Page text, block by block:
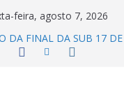
feira, agosto 7, 2026
DA FINAL DA SUB 17 DE
SM CAMPEÃ DO